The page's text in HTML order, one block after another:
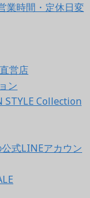
業時間・定休日変
営店
ン
STYLE Collection
式LINEアカウン